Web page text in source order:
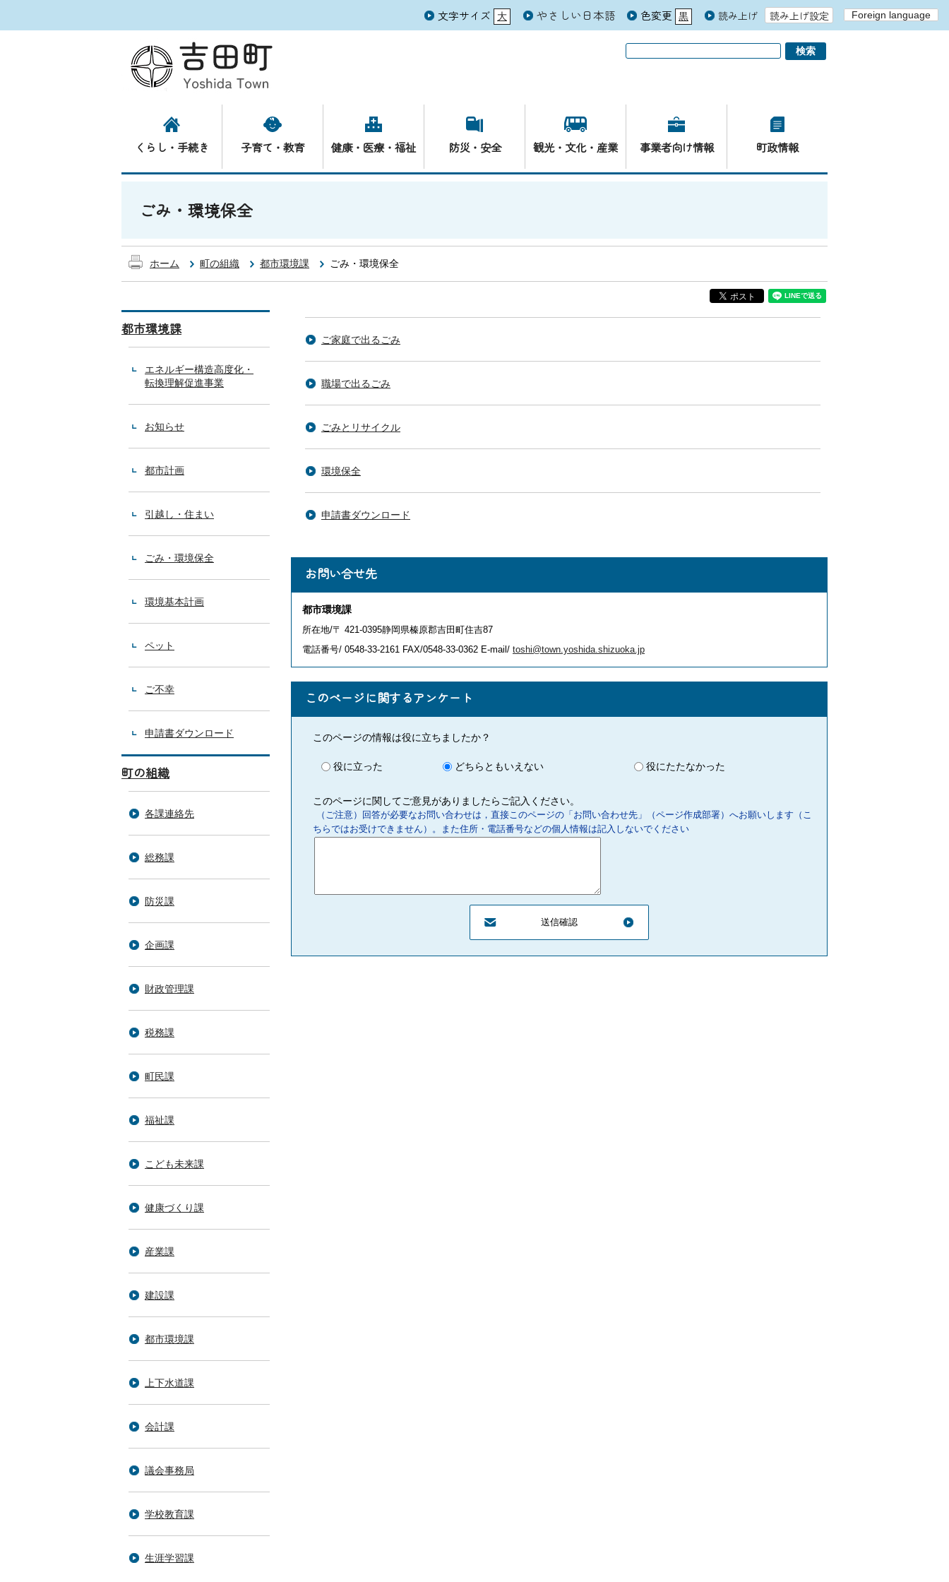
文字サイズ 大
元 やさしい日本語 色変更 黒
青
白 読み上げ 読み上げ設定 Foreign language
くらし・手続き 子育て・教育 健康・医療・福祉 防災・安全 観光・文化・産業 事業者向け情報 町政情報
ごみ・環境保全
ホーム 町の組織 都市環境課 ごみ・環境保全
都市環境課
エネルギー構造高度化・
転換理解促進事業
お知らせ
都市計画
引越し・住まい
ごみ・環境保全
環境基本計画
ペット
ご不幸
申請書ダウンロード
町の組織
各課連絡先
総務課
防災課
企画課
財政管理課
税務課
町民課
福祉課
こども未来課
健康づくり課
産業課
建設課
都市環境課
上下水道課
会計課
議会事務局
学校教育課
生涯学習課
ご家庭で出るごみ
職場で出るごみ
ごみとリサイクル
環境保全
申請書ダウンロード
お問い合せ先
都市環境課
所在地/〒 421-0395静岡県榛原郡吉田町住吉87
電話番号/ 0548-33-2161 FAX/0548-33-0362 E-mail/ toshi@town.yoshida.shizuoka.jp
このページに関するアンケート
このページの情報は役に立ちましたか？
役に立った どちらともいえない 役にたたなかった
このページに関してご意見がありましたらご記入ください。
（ご注意）回答が必要なお問い合わせは，直接このページの「お問い合わせ先」（ページ作成部署）へお願いします（こ
ちらではお受けできません）。また住所・電話番号などの個人情報は記入しないでください